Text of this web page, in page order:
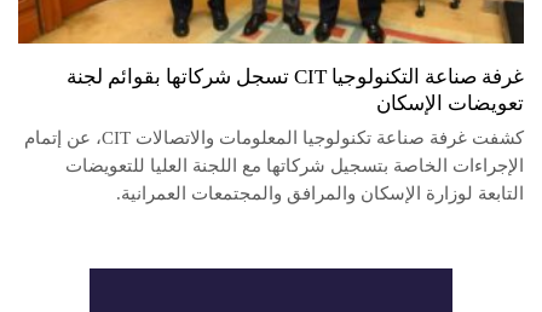
غرفة صناعة التكنولوجيا CIT تسجل شركاتها بقوائم لجنة
تعويضات الإسكان
كشفت غرفة صناعة تكنولوجيا المعلومات والاتصالات CIT، عن إتمام
الإجراءات الخاصة بتسجيل شركاتها مع اللجنة العليا للتعويضات
التابعة لوزارة الإسكان والمرافق والمجتمعات العمرانية.